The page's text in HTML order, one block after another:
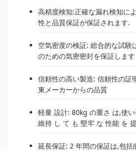
高精度検知:正確な漏れ検知に
性と品質保証が保証されます.
空気密度の検証: 総合的な試験
のための気密密封を保証します
信頼性の高い製造: 信頼性の証
東メーカーからの品質
軽量 設計: 80kg の重さ は,使
維持 し て も 堅牢 な 性能 を
延長保証: 2 年間の保証は,包括